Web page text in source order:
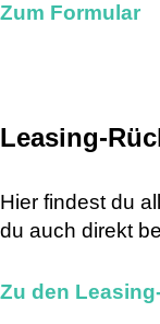
Zum Formular
Leasing-
Hier findest du
du auch direkt
Zu den